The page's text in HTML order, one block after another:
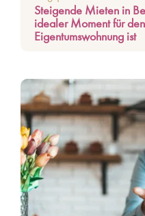
Steigende Mieten in
idealer Moment für
Eigentumswohnung ist